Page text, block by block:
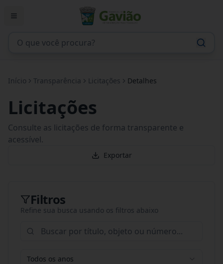
Início Transparência Licitações Detalhes
Licitações
Consulte as licitações de forma transparente e
acessível.
Exportar
Filtros
Refine sua busca usando os filtros abaixo
Todos os anos